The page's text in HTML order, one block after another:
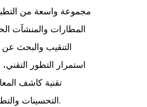
مجموعة واسعة من
المطارات والمنشآت
التنقيب والبحث عن
استمرار التطور
تقنية كاشف
التحسينات والتطورات في المستقبل.